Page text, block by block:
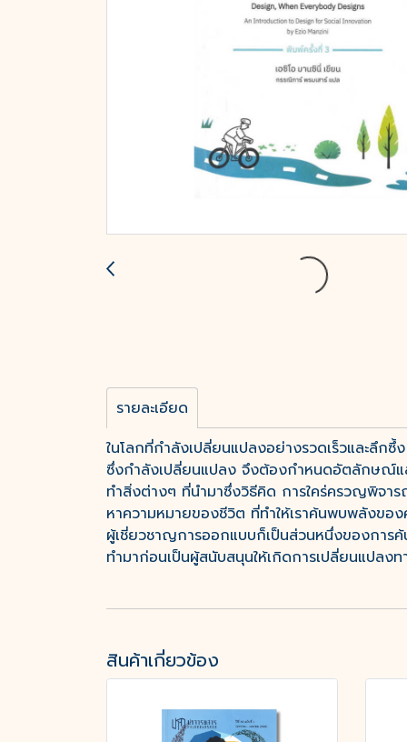
รายละเอียด
ในโลกที่กำลังเปลี่ยนแปลงอย่างรวดเร็วและลึก
ซึ่งกำลังเปลี่ยนแปลง จึงต้องกำหนดอัตลักษณ์แล
ทำสิ่งต่างๆ ที่นำมาซึ่งวิธีคิด การใคร่ครวญพิจา
หาความหมายของชีวิต ที่ทำให้เราค้นพบพลังขอ
ผู้เชี่ยวชาญการออกแบบก็เป็นส่วนหนึ่งของการ
ทำมาก่อนเป็นผู้สนับสนุนให้เกิดการเปลี่ยนแปลง
สินค้าเกี่ยวข้อง